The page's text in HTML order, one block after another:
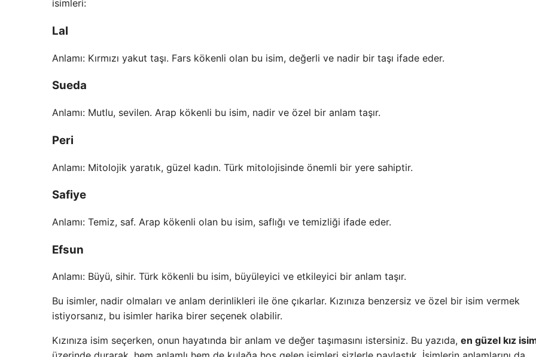
isimleri:
Lal
Anlamı: Kırmızı yakut taşı. Fars kökenli olan bu isim, değerli ve nadir bir taşı ifade eder.
Sueda
Anlamı: Mutlu, sevilen. Arap kökenli bu isim, nadir ve özel bir anlam taşır.
Peri
Anlamı: Mitolojik yaratık, güzel kadın. Türk mitolojisinde önemli bir yere sahiptir.
Safiye
Anlamı: Temiz, saf. Arap kökenli olan bu isim, saflığı ve temizliği ifade eder.
Efsun
Anlamı: Büyü, sihir. Türk kökenli bu isim, büyüleyici ve etkileyici bir anlam taşır.
Bu isimler, nadir olmaları ve anlam derinlikleri ile öne çıkarlar. Kızınıza benzersiz ve özel bir isim vermek
istiyorsanız, bu isimler harika birer seçenek olabilir.
Kızınıza isim seçerken, onun hayatında bir anlam ve değer taşımasını istersiniz. Bu yazıda, en güzel kız